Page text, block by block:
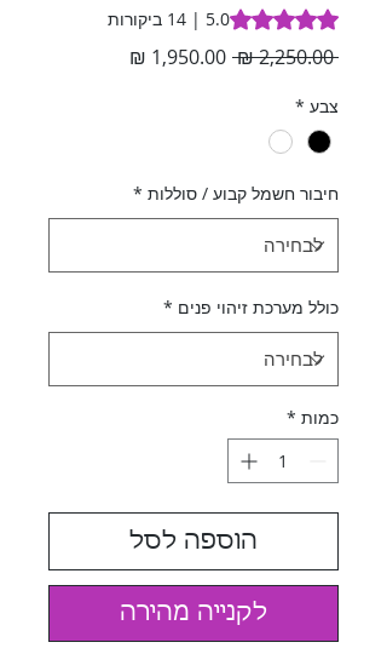
out of five stars based on 14 reviews
5.0 | 14 ביקורות
‏2,250.00 ‏₪
מחיר
צבע *
חיבור חשמל קבוע / סוללות *
כולל מערכת זיהוי פנים *
כמות *
הוספה לסל
לקנייה מהירה